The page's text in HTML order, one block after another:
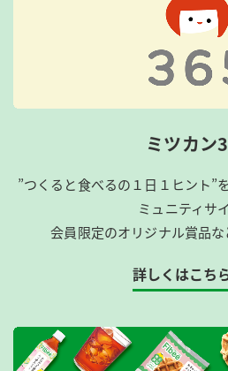
ミツカン
”つくると食べるの１日１ヒント”
ミュニティサ
会員限定のオリジナル賞品な
詳しくはこち